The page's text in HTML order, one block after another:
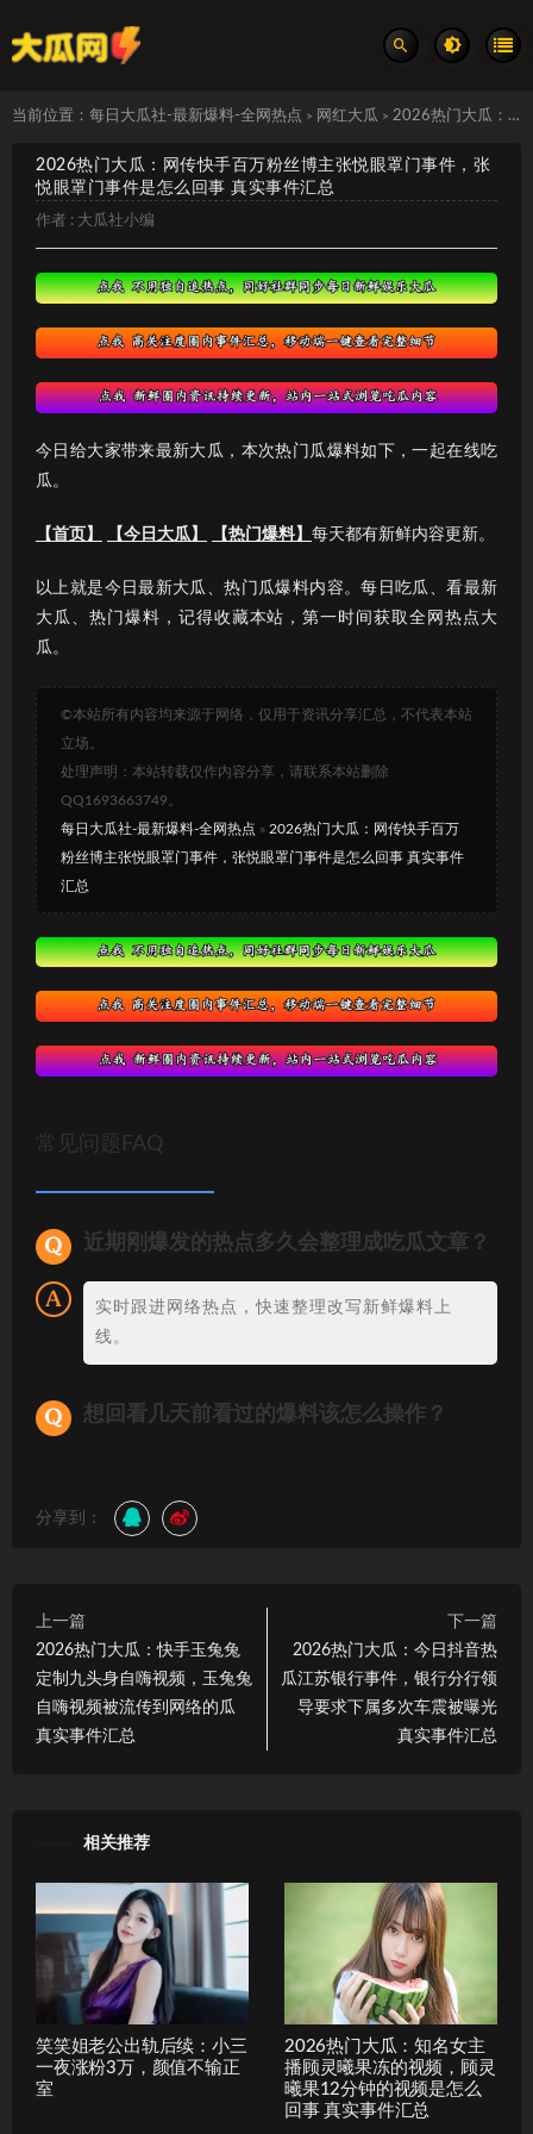
当前位置： 每日大瓜社-最新爆料-全网热点 > 网红大瓜 > 2026热门大瓜：网传快手百万粉丝博主张悦眼罩门事件，张悦眼罩门事件是怎么回事 真实事件汇总
2026热门大瓜：网传快手百万粉丝博主张悦眼罩门事件，张
悦眼罩门事件是怎么回事 真实事件汇总
作者 : 大瓜社小编
今日给大家带来最新大瓜，本次热门瓜爆料如下，一起在线吃
瓜。
【首页】 【今日大瓜】 【热门爆料】 每天都有新鲜内容更新。
以上就是今日最新大瓜、热门瓜爆料内容。每日吃瓜、看最新
大瓜、热门爆料，记得收藏本站，第一时间获取全网热点大
瓜。
©本站所有内容均来源于网络，仅用于资讯分享汇总，不代表本站
立场。
处理声明：本站转载仅作内容分享，请联系本站删除
QQ1693663749。
每日大瓜社-最新爆料-全网热点 » 2026热门大瓜：网传快手百万
粉丝博主张悦眼罩门事件，张悦眼罩门事件是怎么回事 真实事件
汇总
常见问题FAQ
近期刚爆发的热点多久会整理成吃瓜文章？
实时跟进网络热点，快速整理改写新鲜爆料上
线。
想回看几天前看过的爆料该怎么操作？
分享到：
上一篇
2026热门大瓜：快手玉兔兔
定制九头身自嗨视频，玉兔兔
自嗨视频被流传到网络的瓜
真实事件汇总
下一篇
2026热门大瓜：今日抖音热
瓜江苏银行事件，银行分行领
导要求下属多次车震被曝光
真实事件汇总
相关推荐
笑笑姐老公出轨后续：小三
一夜涨粉3万，颜值不输正
室
2026热门大瓜：知名女主
播顾灵曦果冻的视频，顾灵
曦果12分钟的视频是怎么
回事 真实事件汇总